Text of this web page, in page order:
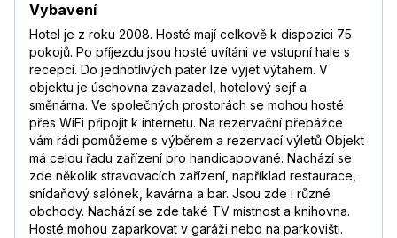
Vybavení
Hotel je z roku 2008. Hosté mají celkově k dispozici 75
pokojů. Po příjezdu jsou hosté uvítáni ve vstupní hale s
recepcí. Do jednotlivých pater lze vyjet výtahem. V
objektu je úschovna zavazadel, hotelový sejf a
směnárna. Ve společných prostorách se mohou hosté
přes WiFi připojit k internetu. Na rezervační přepážce
vám rádi pomůžeme s výběrem a rezervací výletů Objekt
má celou řadu zařízení pro handicapované. Nachází se
zde několik stravovacích zařízení, například restaurace,
snídaňový salónek, kavárna a bar. Jsou zde i různé
obchody. Nachází se zde také TV místnost a knihovna.
Hosté mohou zaparkovat v garáži nebo na parkovišti.